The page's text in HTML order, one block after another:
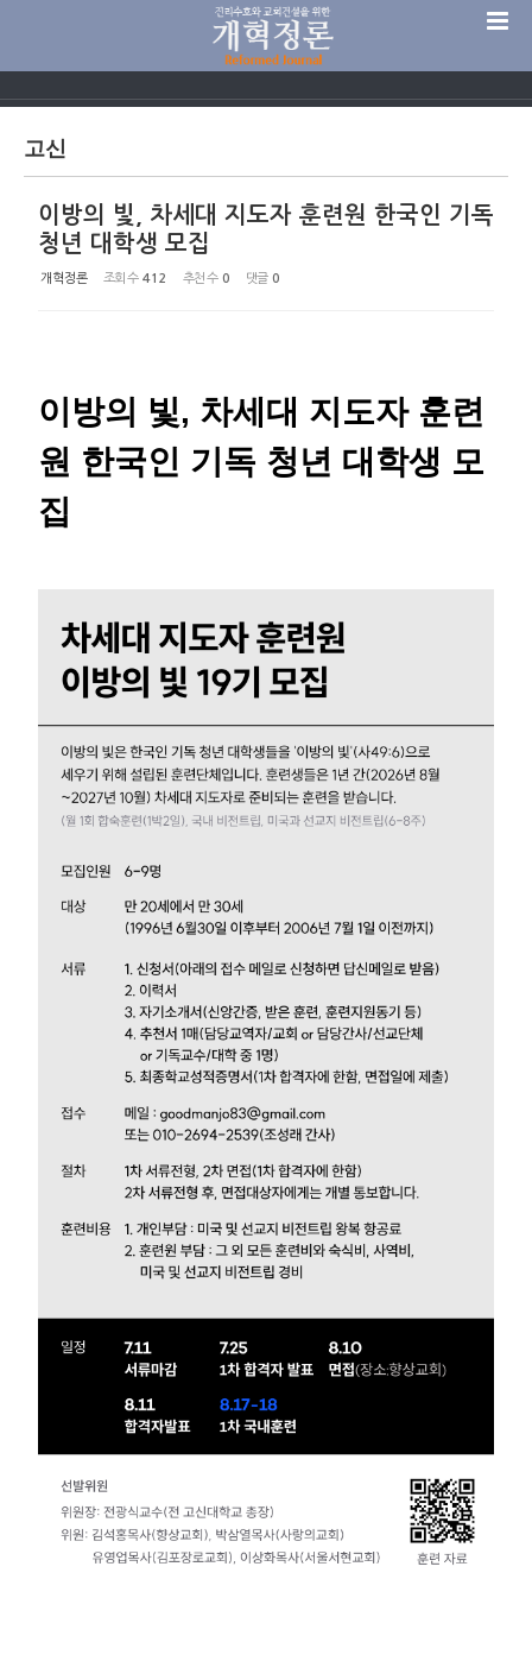
고신
이방의 빛, 차세대 지도자 훈련원 한국인 기독
청년 대학생 모집
개혁정론 조회 수 412 추천 수 0 댓글 0
이방의 빛, 차세대 지도자 훈련
원 한국인 기독 청년 대학생 모
집
Sketchbook5, 스케치북5
Sketchbook5, 스케치북5